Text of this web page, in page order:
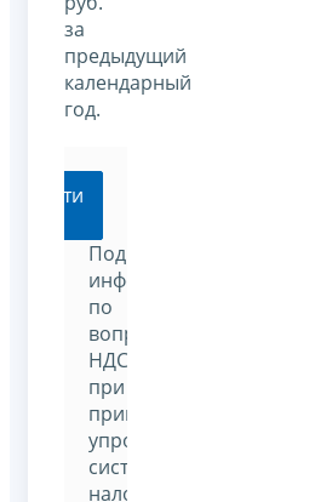
за
предыдущий
календарный
год.
Перейти
Подробная
информация
по
вопросам
НДС
при
применении
упрощенной
системы
налогообложения